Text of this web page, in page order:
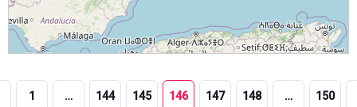
1 … 144 145 146 147 148 … 150